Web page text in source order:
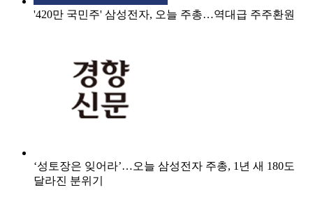
'420만 국민주' 삼성전자, 오늘 주총…역대급 주주환원
‘성토장은 잊어라’…오늘 삼성전자 주총, 1년 새 180도
달라진 분위기